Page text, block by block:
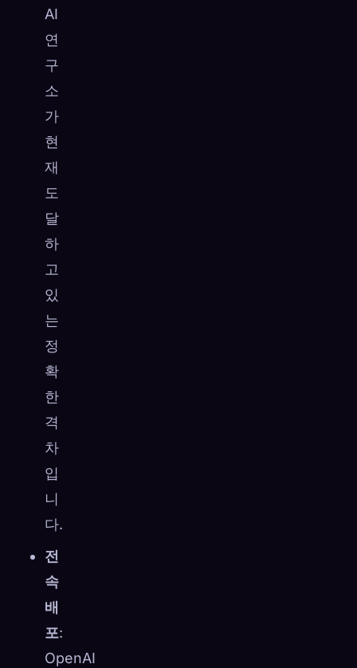
AI
연
구
소
가
현
재
도
달
하
고
있
는
정
확
한
격
차
입
니
다.
전
속
배
포:
OpenAI